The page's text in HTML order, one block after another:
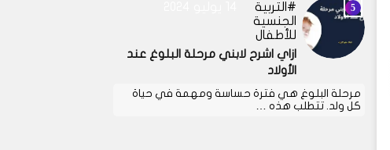
التربية
الجنسية
للأطفال
ازاي اشرح لابني مرحلة البلوغ عند
الأولاد
مرحلة البلوغ هي فترة حساسة ومهمة في حياة
كل ولد. تتطلب هذه …